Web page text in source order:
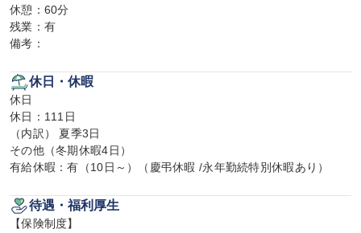
休憩：60分
残業：有
備考：
休日・休暇
休日
休日：111日
（内訳） 夏季3日
その他（冬期休暇4日）
有給休暇：有（10日～）（慶弔休暇 /永年勤続特別休暇あり）
待遇・福利厚生
【保険制度】